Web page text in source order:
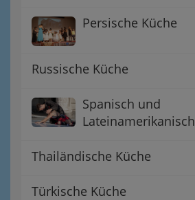
Persische Küche
Russische Küche
Spanisch und
Lateinamerikanisch
Thailändische Küche
Türkische Küche